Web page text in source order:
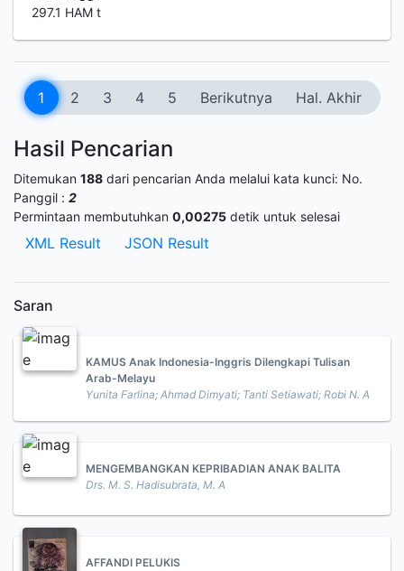
297.1 HAM t
1 2 3 4 5 Berikutnya Hal. Akhir
Hasil Pencarian
Ditemukan 188 dari pencarian Anda melalui kata kunci: No.
Panggil : 2
Permintaan membutuhkan 0,00275 detik untuk selesai
XML Result JSON Result
Saran
KAMUS Anak Indonesia-Inggris Dilengkapi Tulisan
Arab-Melayu
Yunita Farlina; Ahmad Dimyati; Tanti Setiawati; Robi N. A
MENGEMBANGKAN KEPRIBADIAN ANAK BALITA
Drs. M. S. Hadisubrata, M. A
AFFANDI PELUKIS